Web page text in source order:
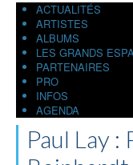
ACTUALITÉS
ARTISTES
ALBUMS
LES GRANDS
PARTENAIRES
PRO
INFOS
AGENDA
Paul Lay :